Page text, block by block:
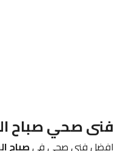
فنى صحي صباح
افضل فنى صحي فىصباح